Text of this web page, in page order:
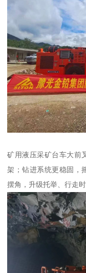
矿用液压采矿台车大前
架；钻进系统更稳固，
摆角，升级托举、行走